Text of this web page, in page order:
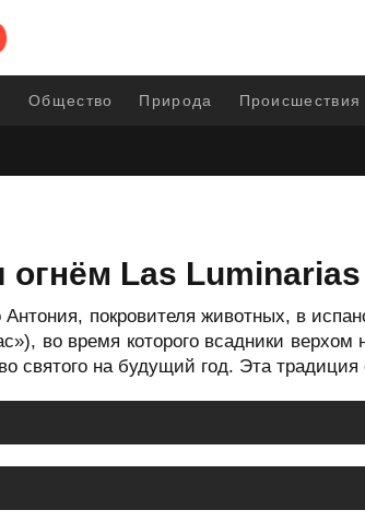
Общество Природа Происшествия
Las
Антония, покровителя животных, в
во время которого всадники верхом
святого на будущий год. Эта